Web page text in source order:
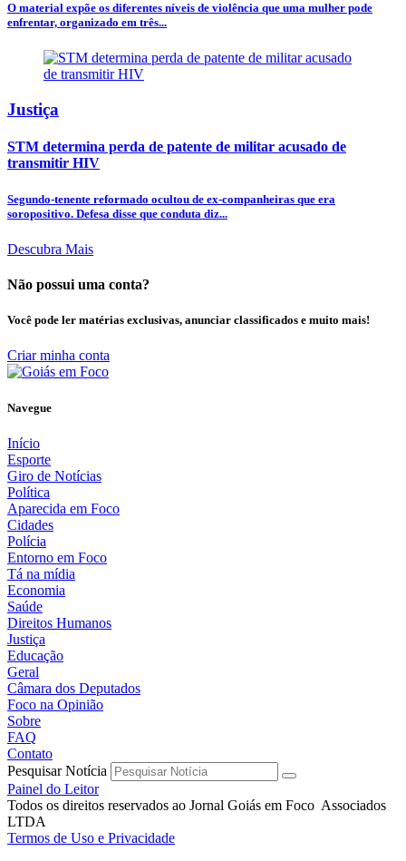
O material expõe os diferentes níveis de violência que uma mulher pode
enfrentar, organizado em três...
Justiça
STM determina perda de patente de militar acusado de
transmitir HIV
Segundo-tenente reformado ocultou de ex-companheiras que era
soropositivo. Defesa disse que conduta diz...
Descubra Mais
Não possui uma conta?
Você pode ler matérias exclusivas, anunciar classificados e muito mais!
Criar minha conta
Navegue
Início
Esporte
Giro de Notícias
Política
Aparecida em Foco
Cidades
Polícia
Entorno em Foco
Tá na mídia
Economia
Saúde
Direitos Humanos
Justiça
Educação
Geral
Câmara dos Deputados
Foco na Opinião
Sobre
FAQ
Contato
Pesquisar Notícia
Painel do Leitor
Todos os direitos reservados ao Jornal Goiás em Foco Associados
LTDA
Termos de Uso e Privacidade